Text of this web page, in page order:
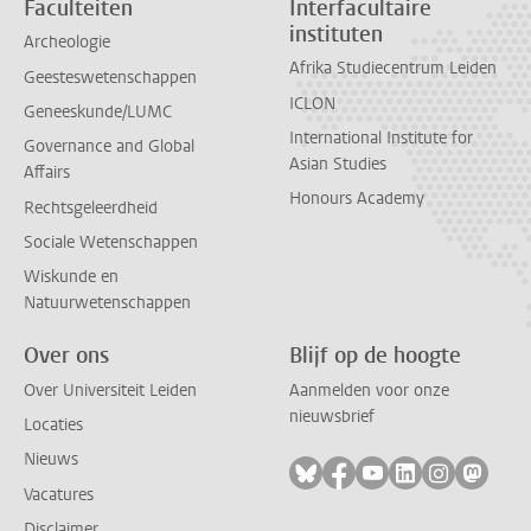
Faculteiten
Archeologie
Geesteswetenschappen
Geneeskunde/LUMC
Governance and Global
Affairs
Rechtsgeleerdheid
Sociale Wetenschappen
Wiskunde en
Natuurwetenschappen
Interfacultaire
instituten
Afrika Studiecentrum Leiden
ICLON
International Institute for
Asian Studies
Honours Academy
Over ons
Over Universiteit Leiden
Locaties
Nieuws
Vacatures
Blijf op de hoogte
Aanmelden voor onze
nieuwsbrief
Volg ons op bluesky
Volg ons op facebook
Volg ons op
Volg ons op
Volg ons
Volg